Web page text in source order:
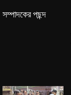
সম্পাদকের পছন্দ